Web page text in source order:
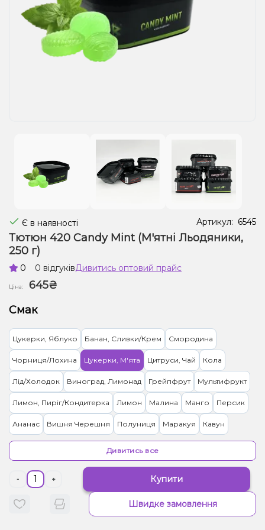
Рідини для електронних сигарет
Подарункові набори
Є в наявності Артикул: 6545
Тютюн 420 Candy Mint (М'ятні Льодяники,
250 г)
0 0 відгуківДивитись оптовий прайс
Ціна:
645₴
Смак
Цукерки, Яблуко Банан, Сливки/Крем Смородина
Чорниця/Лохина Цукерки, М'ята Цитруси, Чай Кола
Лід/Холодок Виноград, Лимонад Грейпфрут Мультифрукт
Лимон, Пиріг/Кондитерка Лимон Малина Манго Персик
Ананас Вишня Черешня Полуниця Маракуя Кавун
Виноград, Лід/Холодок, Ягоди М'ята, Цитруси
Барбарис, Цукерки
Гранат Лайм Помело Журавлина
Дивитись все
- + Купити
Швидке замовлення